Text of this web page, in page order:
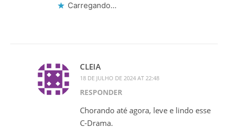
Carregando...
CLEIA
18 DE JULHO DE 2024 AT 22:48
RESPONDER
Chorando até agora, leve e lindo esse
C-Drama.